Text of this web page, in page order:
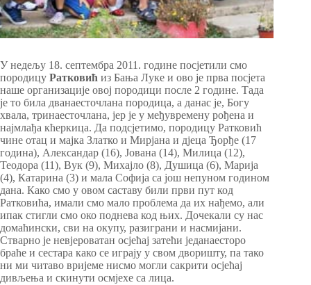
У недељу 18. септембра 2011. године посјетили смо
породицу Ратковић из Бања Луке и ово је прва посјета
наше организације овој породици после 2 године. Тада
је то била дванаесточлана породица, а данас је, Богу
хвала, тринаесточлана, јер је у међувремену рођена и
најмлађа кћеркица. Да подсјетимо, породицу Ратковић
чине отац и мајка Златко и Мирјана и дјеца Ђорђе (17
година), Александар (16), Јована (14), Милица (12),
Теодора (11), Вук (9), Михајло (8), Душица (6), Марија
(4), Катарина (3) и мала Софија са још непуном годином
дана. Како смо у овом саставу били први пут код
Ратковића, имали смо мало проблема да их нађемо, али
ипак стигли смо око поднева код њих. Дочекали су нас
домаћински, сви на окупу, разиграни и насмијани.
Стварно је невјероватан осјећај затећи једанаесторо
браће и сестара како се играју у свом дворишту, па тако
ни ми читаво вријеме нисмо могли сакрити осјећај
дивљења и скинути осмјехе са лица.